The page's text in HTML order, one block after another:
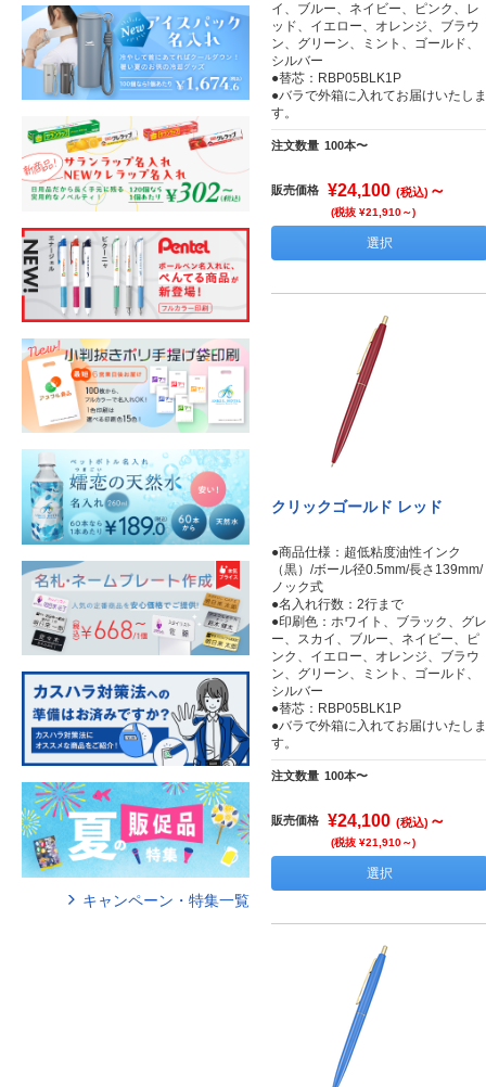
イ、ブルー、ネイビー、ピンク、レ
ッド、イエロー、オレンジ、ブラウ
ン、グリーン、ミント、ゴールド、
シルバー
●替芯：RBP05BLK1P
●バラで外箱に入れてお届けいたしま
す。
注文数量 100本〜
販売価格 ¥24,100 (税込) ～
(税抜 ¥21,910～)
選択
クリックゴールド レッド
●商品仕様：超低粘度油性インク
（黒）/ボール径0.5mm/長さ139mm/
ノック式
●名入れ行数：2行まで
●印刷色：ホワイト、ブラック、グレ
ー、スカイ、ブルー、ネイビー、ピ
ンク、イエロー、オレンジ、ブラウ
ン、グリーン、ミント、ゴールド、
シルバー
●替芯：RBP05BLK1P
●バラで外箱に入れてお届けいたしま
す。
注文数量 100本〜
販売価格 ¥24,100 (税込) ～
(税抜 ¥21,910～)
選択
キャンペーン・特集一覧